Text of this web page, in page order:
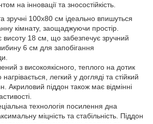
на інновації та зносостійкість.
зручні 100х80 см ідеально впишуться
кімнату, заощаджуючи простір.
висоту 18 см, що забезпечує зручний
6 см для запобігання
з високоякісного, теплого на дотик
легкий у догляді та стійкий
Акриловий піддон також має відмінні
технологія посилення дна
міцність та стабільність. Піддон